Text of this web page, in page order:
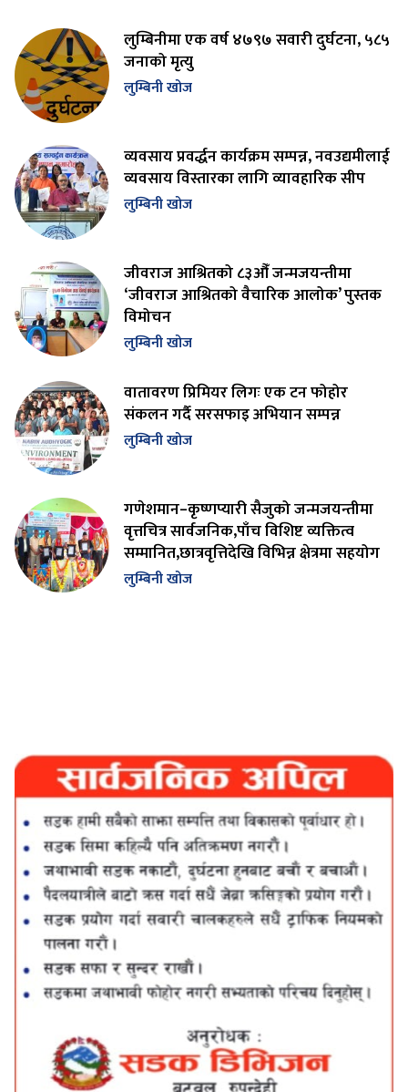
लुम्बिनीमा एक वर्ष ४७९७ सवारी दुर्घटना, ५८५
जनाको मृत्यु
लुम्बिनी खोज
व्यवसाय प्रवर्द्धन कार्यक्रम सम्पन्न, नवउद्यमीलाई
व्यवसाय विस्तारका लागि व्यावहारिक सीप
लुम्बिनी खोज
जीवराज आश्रितको ८३औँ जन्मजयन्तीमा
‘जीवराज आश्रितको वैचारिक आलोक’ पुस्तक
विमोचन
लुम्बिनी खोज
वातावरण प्रिमियर लिगः एक टन फोहोर
संकलन गर्दै सरसफाइ अभियान सम्पन्न
लुम्बिनी खोज
गणेशमान–कृष्णप्यारी सैजुको जन्मजयन्तीमा
वृत्तचित्र सार्वजनिक,पाँच विशिष्ट व्यक्तित्व
सम्मानित,छात्रवृत्तिदेखि विभिन्न क्षेत्रमा सहयोग
लुम्बिनी खोज